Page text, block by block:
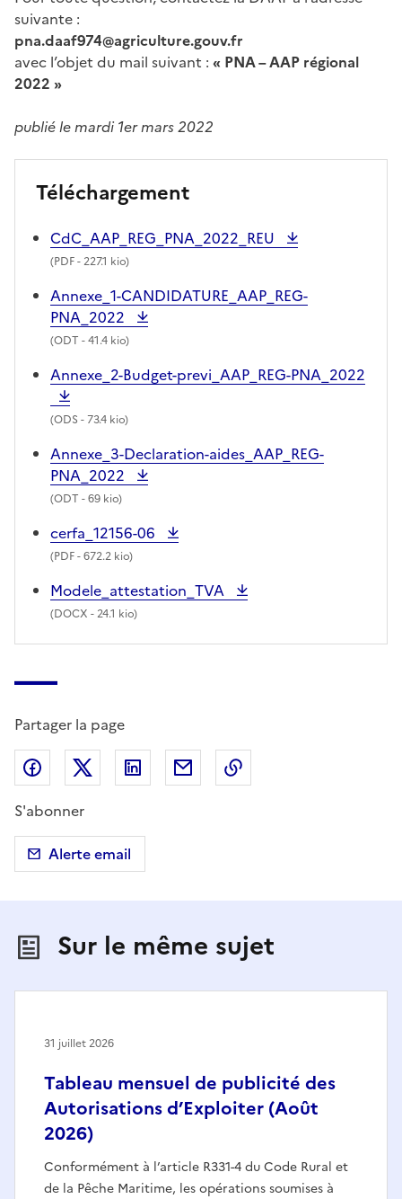
suivante :
pna.daaf974@agriculture.gouv.fr
avec l’objet du mail suivant : « PNA – AAP régional
2022 »
publié le mardi 1er mars 2022
Téléchargement
CdC_AAP_REG_PNA_2022_REU
(PDF- 227.1 kio)
Annexe_1-CANDIDATURE_AAP_REG-
PNA_2022
(ODT - 41.4 kio)
Annexe_2-Budget-previ_AAP_REG-PNA_2022
(ODS - 73.4 kio)
Annexe_3-Declaration-aides_AAP_REG-
PNA_2022
(ODT - 69 kio)
cerfa_12156-06
(PDF- 672.2 kio)
Modele_attestation_TVA
(DOCX - 24.1 kio)
Partager la page
Partager sur Facebook
Partager sur X (anciennement Twitter)
Partager sur LinkedIn
Partager par email
S'abonner
Alerte email
Sur le même sujet
Tableau mensuel de publicité des
Autorisations d’Exploiter (Août
2026)
Conformément à l’article R331-4 du Code Rural et
de la Pêche Maritime, les opérations soumises à
31 juillet 2026